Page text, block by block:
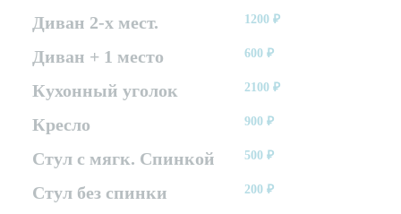
Диван 2-х мест. 1200₽
Диван + 1 место 600₽
Кухонный уголок 2100₽
Кресло 900₽
Стул с мягк. Спинкой 500₽
Стул без спинки 200₽